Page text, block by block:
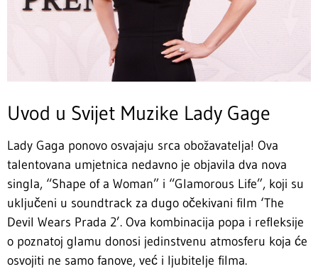
Uvod u Svijet Muzike Lady Gage
Lady Gaga ponovo osvajaju srca obožavatelja! Ova
talentovana umjetnica nedavno je objavila dva nova
singla, “Shape of a Woman” i “Glamorous Life”, koji su
uključeni u soundtrack za dugo očekivani film ‘The
Devil Wears Prada 2’. Ova kombinacija popa i refleksije
o poznatoj glamu donosi jedinstvenu atmosferu koja će
osvojiti ne samo fanove, već i ljubitelje filma.